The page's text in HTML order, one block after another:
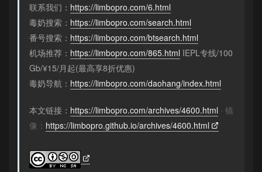
联系我们： https://limbopro.com/6.html
毒奶搜索： https://limbopro.com/search.html
番号搜索： https://limbopro.com/btsearch.html
机场推荐： https://limbopro.com/865.html IEPL专线/100
Gb/¥15/月起(最高享8折优惠)
毒奶导航： https://limbopro.com/daohang/index.html
本文链接： https://limbopro.com/archives/4600.html · 镜
像： https://limbopro.github.io/archives/4600.html